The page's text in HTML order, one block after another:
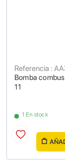
Bomba
11
Referencia :
1 En stock